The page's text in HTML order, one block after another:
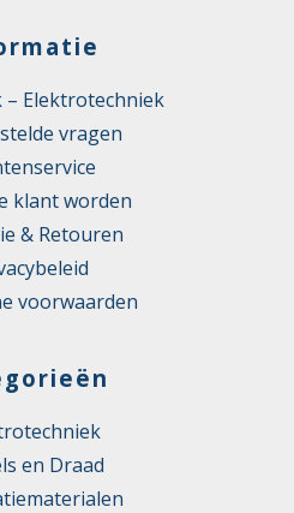
– Elektrotechniek
vragen
klant worden
& Retouren
voorwaarden
en Draad